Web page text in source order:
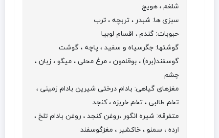
شلغم ، هویج
سبزی ها: شبدر ، تربچه ، ترب
حبوبات: گندم ، اقسام لوبیا
گوشتها: جگرسیاه و سفید ، پاچه ، گوشت
گوسفند(بره) ، بوقلمون ، مرغ محلی ، میگو ، زبان ،
چشم
مغزهای گیاهی: بادام درختی شیرین بادام زمینی ،
تخم طالبی ، تخم خربزه ، کنجد
متفرقه: شیره انگور ،روغن کنجد ، روغن بادام تلخ ،
ارده ، سمنو ، خاکشیر ، مغزگوسفند